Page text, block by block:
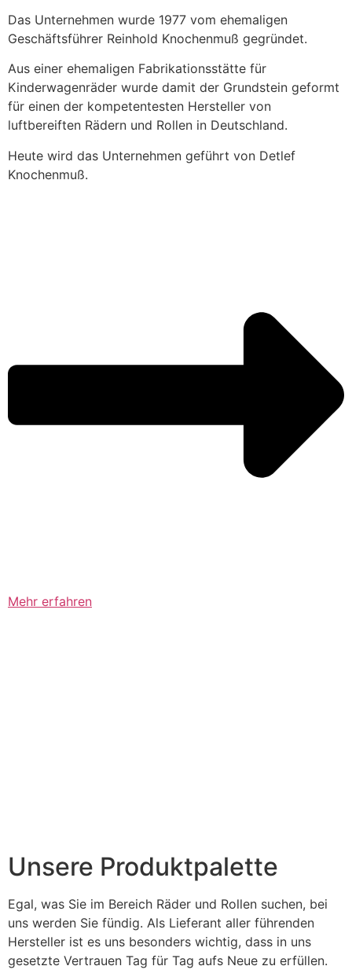
Das Unternehmen wurde 1977 vom ehemaligen
Geschäftsführer Reinhold Knochenmuß gegründet.
Aus einer ehemaligen Fabrikationsstätte für
Kinderwagenräder wurde damit der Grundstein geformt
für einen der kompetentesten Hersteller von
luftbereiften Rädern und Rollen in Deutschland.
Heute wird das Unternehmen geführt von Detlef
Knochenmuß.
Mehr erfahren
Unsere Produktpalette
Egal, was Sie im Bereich Räder und Rollen suchen, bei
uns werden Sie fündig. Als Lieferant aller führenden
Hersteller ist es uns besonders wichtig, dass in uns
gesetzte Vertrauen Tag für Tag aufs Neue zu erfüllen.